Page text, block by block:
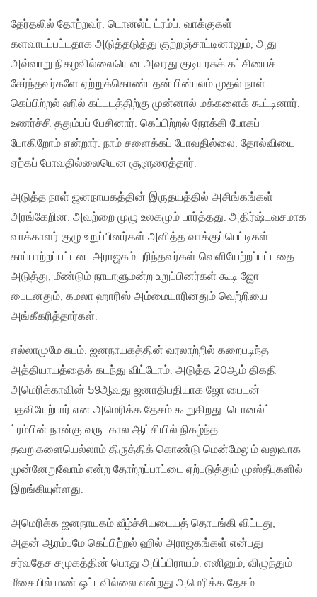
தேர்தலில் தோற்றவர், டொனல்ட் ட்ரம்ப். வாக்குகள்
களவாடப்பட்டதாக அடுத்தடுத்து குற்றஞ்சாட்டினாலும், அது
அவ்வாறு நிகழவில்லையென அவரது குடியரசுக் கட்சியைச்
சேர்ந்தவர்களே ஏற்றுக்கொண்டதன் பின்புலம் முதல் நாள்
கெப்பிற்றல் ஹில் கட்டடத்திற்கு முன்னால் மக்களைக் கூட்டினார்.
உணர்ச்சி ததும்பப் பேசினார். கெப்பிற்றல் நோக்கி போகப்
போகிறோம் என்றார். நாம் சளைக்கப் போவதில்லை, தோல்வியை
ஏற்கப் போவதில்லையென சூளுரைத்தார்.
அடுத்த நாள் ஜனநாயகத்தின் இருதயத்தில் அசிங்கங்கள்
அரங்கேறின. அவற்றை முழு உலகமும் பார்த்தது. அதிர்ஷ்டவசமாக
வாக்காளர் குழு உறுப்பினர்கள் அளித்த வாக்குப்பெட்டிகள்
காப்பாற்றப்பட்டன. அராஜகம் புரிந்தவர்கள் வெளியேற்றப்பட்டதை
அடுத்து, மீண்டும் நாடாளுமன்ற உறுப்பினர்கள் கூடி ஜோ
பைடனதும், கமலா ஹாரிஸ் அம்மையாரினதும் வெற்றியை
அங்கீகரித்தார்கள்.
எல்லாமுமே சுபம். ஜனநாயகத்தின் வரலாற்றில் கறைபடிந்த
அத்தியாயத்தைக் கடந்து விட்டோம். அடுத்த 20ஆம் திகதி
அமெரிக்காவின் 59ஆவது ஜனாதிபதியாக ஜோ பைடன்
பதவியேற்பார் என அமெரிக்க தேசம் கூறுகிறது. டொனல்ட்
ட்ரம்பின் நான்கு வருடகால ஆட்சியில் நிகழ்ந்த
தவறுகளையெல்லாம் திருத்திக் கொண்டு மென்மேலும் வலுவாக
முன்னேறுவோம் என்ற தோற்றப்பாட்டை ஏற்படுத்தும் முஸ்தீபுகளில்
இறங்கியுள்ளது.
அமெரிக்க ஜனநாயகம் வீழ்ச்சியடையத் தொடங்கி விட்டது,
அதன் ஆரம்பமே கெப்பிற்றல் ஹில் அராஜகங்கள் என்பது
சர்வதேச சமூகத்தின் பொது அபிப்பிராயம். எனினும், விழுந்தும்
மீசையில் மண் ஒட்டவில்லை என்றது அமெரிக்க தேசம்.